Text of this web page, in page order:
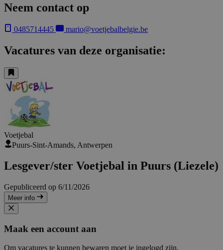
Neem contact op
0485714445 mario@voetjebalbelgie.be
Vacatures van deze organisatie:
Voetjebal
Puurs-Sint-Amands, Antwerpen
Lesgever/ster Voetjebal in Puurs (Liezele)
Gepubliceerd op 6/11/2026
Meer info
Maak een account aan
Om vacatures te kunnen bewaren moet je ingelogd zijn.